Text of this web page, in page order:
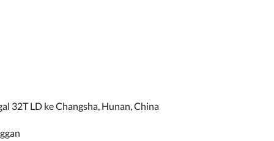
32T LD ke Changsha, Hunan, China